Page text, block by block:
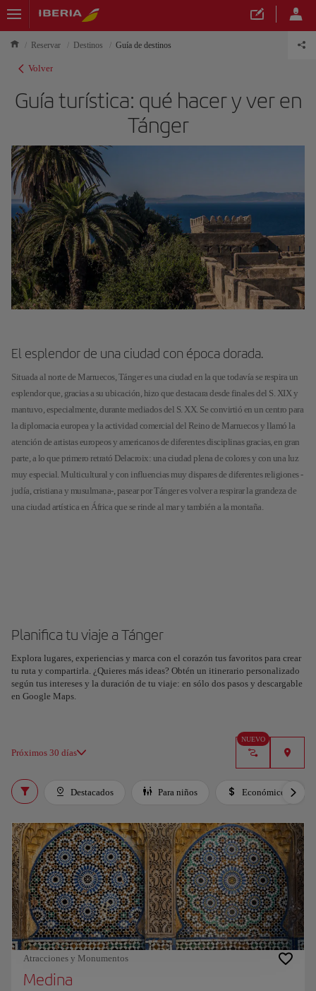
Reservar Destinos Guía de destinos
Volver
Guía turística: qué hacer y ver en
Tánger
El esplendor de una ciudad con época dorada.
Situada al norte de Marruecos, Tánger es una ciudad en la que todavía se respira un
esplendor que, gracias a su ubicación, hizo que destacara desde finales del S. XIX y
mantuvo, especialmente, durante mediados del S. XX. Se convirtió en un centro para
la diplomacia europea y la actividad comercial del Reino de Marruecos y llamó la
atención de artistas europeos y americanos de diferentes disciplinas gracias, en gran
parte, a lo que primero retrató Delacroix: una ciudad plena de colores y con una luz
muy especial. Multicultural y con influencias muy dispares de diferentes religiones -
judía, cristiana y musulmana-, pasear por Tánger es volver a respirar la grandeza de
una ciudad artística en África que se rinde al mar y también a la montaña.
Planifica tu viaje a Tánger
Explora lugares, experiencias y marca con el corazón tus favoritos para crear
tu ruta y compartirla. ¿Quieres más ideas? Obtén un itinerario personalizado
según tus intereses y la duración de tu viaje: en sólo dos pasos y descargable
en Google Maps.
Próximos 30 días
NUEVO
Destacados Para niños Económico
Atracciones y Monumentos
Medina